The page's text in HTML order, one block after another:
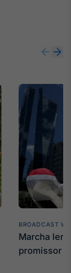
BROADCAST
Marcha
promissor